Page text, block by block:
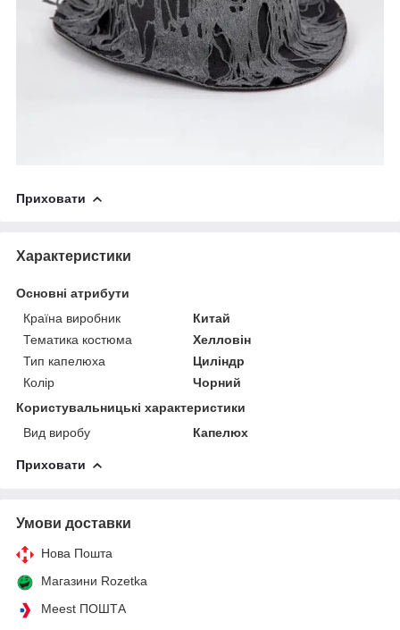
Приховати
Характеристики
Основні атрибути
Країна виробник
Китай
Тематика костюма
Хелловін
Тип капелюха
Циліндр
Колір
Чорний
Користувальницькі характеристики
Вид виробу
Капелюх
Приховати
Умови доставки
Нова Пошта
Магазини Rozetka
Meest ПОШТА